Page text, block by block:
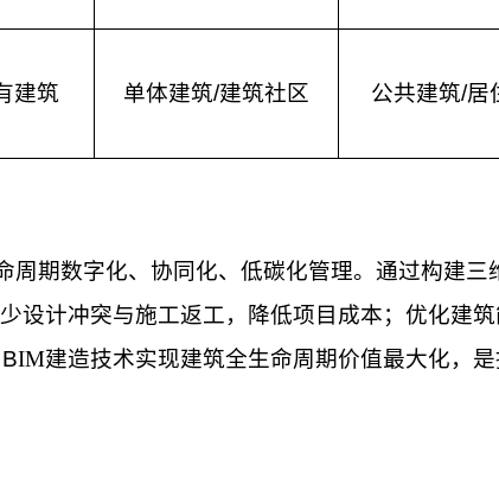
建筑 单体建筑/建筑社区 公共建筑/居
周期数字化、协同化、低碳化管理。通过构建三
设计冲突与施工返工，降低项目成本；优化建
BIM建造技术实现建筑全生命周期价值最大化，